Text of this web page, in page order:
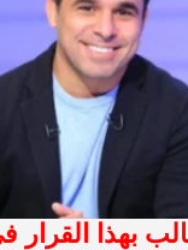
بهذا القرار